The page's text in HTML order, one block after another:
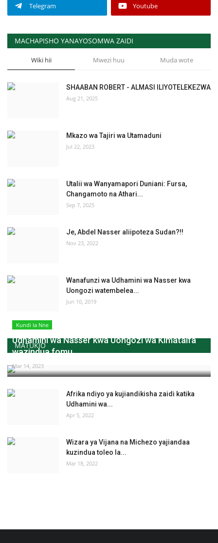
Telegram Youtube
MACHAPISHO YANAYOSOMWA ZAIDI
Wiki hii Mwezi huu Muda wote
SHAABAN ROBERT - ALMASI ILIYOTELEKEZWA
Aug 21, 2025
Mkazo wa Tajiri wa Utamaduni
Jul 22, 2023
Utalii wa Wanyamapori Duniani: Fursa,
Changamoto na Athari...
Sep 7, 2025
Je, Abdel Nasser aliipoteza Sudan?!!
Nov 23, 2022
Wanafunzi wa Udhamini wa Nasser kwa
Uongozi watembelea...
Jun 10, 2019
MATUKIO
Kundi la Nne
Udhamini wa Nasser kwa Uongozi wa Kimataifa
wazindua fomu...
Mar 14, 2023
Afrika ndiyo ya kujiandikisha zaidi katika
Udhamini wa...
Apr 5, 2022
Wizara ya Vijana na Michezo yajiandaa
kuzindua toleo la...
Mar 18, 2022